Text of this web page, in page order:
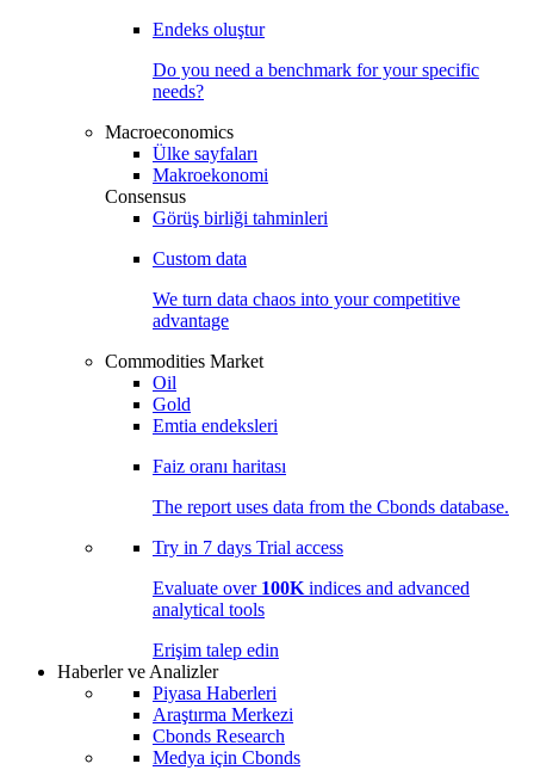
Endeks oluştur
Do you need a benchmark for your specific
needs?
Macroeconomics
Ülke sayfaları
Makroekonomi
Consensus
Görüş birliği tahminleri
Custom data
We turn data chaos into your competitive
advantage
Commodities Market
Oil
Gold
Emtia endeksleri
Faiz oranı haritası
The report uses data from the Cbonds database.
Try in 7 days Trial access
Evaluate over 100K indices and advanced
analytical tools
Erişim talep edin
Haberler ve Analizler
Piyasa Haberleri
Araştırma Merkezi
Cbonds Research
Medya için Cbonds